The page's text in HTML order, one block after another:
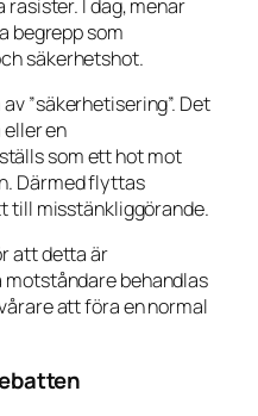
I dag, menar
begrepp som
säkerhetshot.
”säkerhetisering”. Det
en
som ett hot mot
Därmed flyttas
till misstänkliggörande.
att detta är
behandlas
att föra en normal